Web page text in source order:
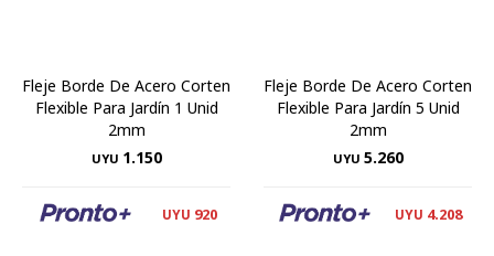
Fleje Borde De Acero Corten
Flexible Para Jardín 1 Unid
2mm
UYU 1.150
UYU 920
Fleje Borde De Acero Corten
Flexible Para Jardín 5 Unid
2mm
UYU 5.260
UYU 4.208